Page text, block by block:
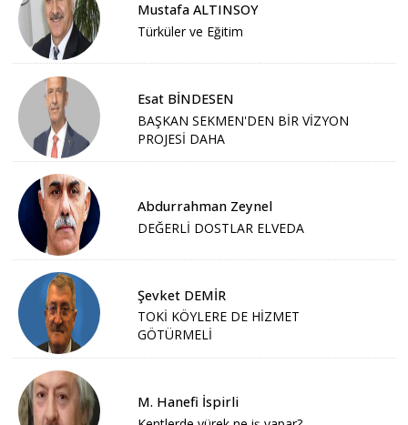
Mustafa ALTINSOY
Türküler ve Eğitim
Esat BİNDESEN
BAŞKAN SEKMEN'DEN BİR VİZYON
PROJESİ DAHA
Abdurrahman Zeynel
DEĞERLİ DOSTLAR ELVEDA
Şevket DEMİR
TOKİ KÖYLERE DE HİZMET
GÖTÜRMELİ
M. Hanefi İspirli